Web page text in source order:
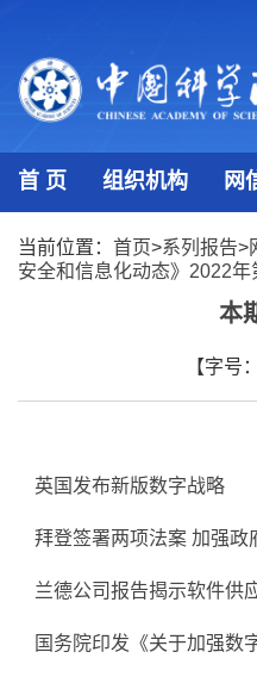
首 页 组织机构 网
当前位置： 首页>系列报告>
安全和信息化动态》2022年
本
【字号：
英国发布新版数字战略
拜登签署两项法案 加强政
兰德公司报告揭示软件供
国务院印发《关于加强数